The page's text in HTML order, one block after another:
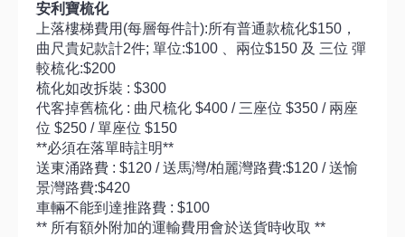
安利寶梳化
上落樓梯費用(每層每件計):所有普通款梳化$150，
曲尺貴妃款計2件; 單位:$100 、兩位$150 及 三位 彈
較梳化:$200
梳化如改拆裝 : $300
代客掉舊梳化 : 曲尺梳化 $400 / 三座位 $350 / 兩座
位 $250 / 單座位 $150
**必須在落單時註明**
送東涌路費 : $120 / 送馬灣/柏麗灣路費:$120 / 送愉
景灣路費:$420
車輛不能到達推路費 : $100
** 所有額外附加的運輸費用會於送貨時收取 **